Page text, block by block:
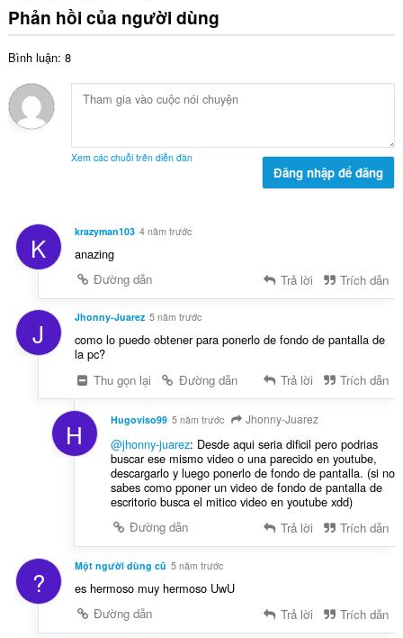
Phản hồi của người dùng
Bình luận: 8
Xem các chuỗi trên diễn đàn
Đăng nhập để đăng
K krazyman103 4 năm trước
anazing
Đường dẫn
Trả lời Trích dẫn
J Jhonny-Juarez 5 năm trước
como lo puedo obtener para ponerlo de fondo de pantalla de
la pc?
Thu gọn lại
Đường dẫn Trả lời Trích dẫn
H Hugoviso99 5 năm trước Jhonny-Juarez
@jhonny-juarez: Desde aqui seria dificil pero podrias
buscar ese mismo video o una parecido en youtube,
descargarlo y luego ponerlo de fondo de pantalla. (si no
sabes como pponer un video de fondo de pantalla de
escritorio busca el mitico video en youtube xdd)
Đường dẫn
Trả lời Trích dẫn
? Một người dùng cũ 5 năm trước
es hermoso muy hermoso UwU
Đường dẫn
Trả lời Trích dẫn